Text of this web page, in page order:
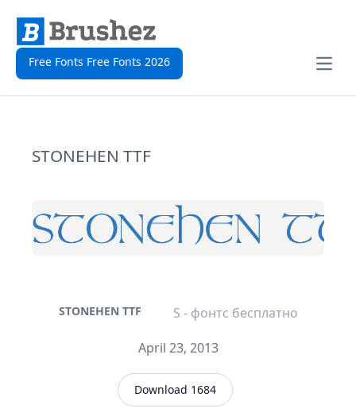
Free Fonts Free Fonts 2026
Open
STONEHEN TTF
STONEHEN TTF
S - фонтс бесплатно
April 23, 2013
Download 1684